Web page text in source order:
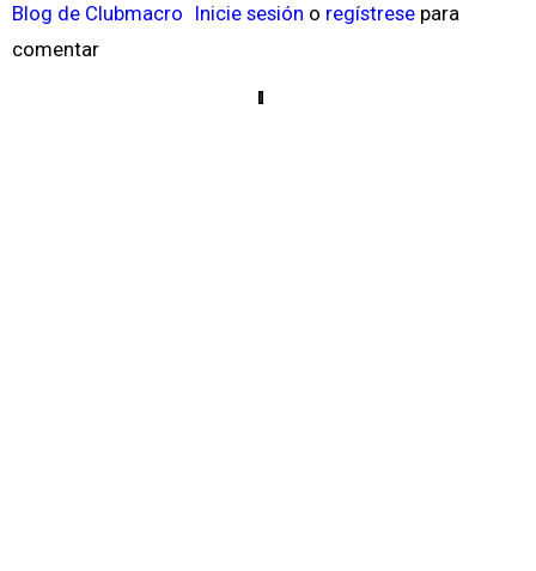
Blog de Clubmacro Inicie sesión o regístrese para
comentar